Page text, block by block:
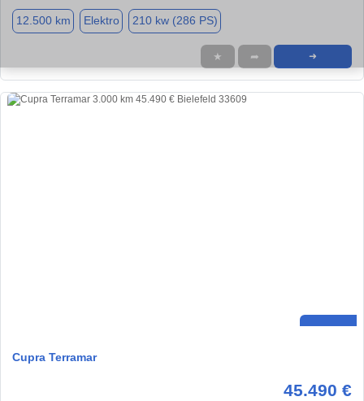
12.500 km Elektro 210 kw (286 PS)
★ ➦ ➜
Cupra Terramar
45.490 €